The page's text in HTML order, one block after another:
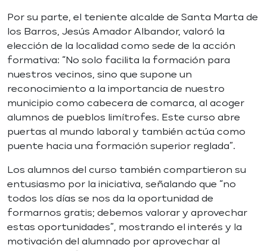
Por su parte, el teniente alcalde de Santa Marta de
los Barros, Jesús Amador Albandor, valoró la
elección de la localidad como sede de la acción
formativa: “No solo facilita la formación para
nuestros vecinos, sino que supone un
reconocimiento a la importancia de nuestro
municipio como cabecera de comarca, al acoger
alumnos de pueblos limítrofes. Este curso abre
puertas al mundo laboral y también actúa como
puente hacia una formación superior reglada”.
Los alumnos del curso también compartieron su
entusiasmo por la iniciativa, señalando que “no
todos los días se nos da la oportunidad de
formarnos gratis; debemos valorar y aprovechar
estas oportunidades”, mostrando el interés y la
motivación del alumnado por aprovechar al